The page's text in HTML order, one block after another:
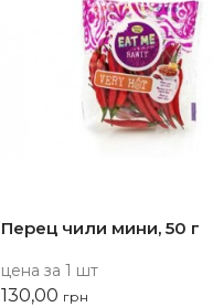
Перец чили мини, 50 г
цена за 1 шт
130,00 грн